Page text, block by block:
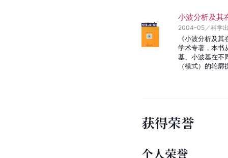
小波分析及其
2004-05／科学
《小波分析及
学术专著，本书
基、小波基在不
（模式）的轮
获得荣誉
个人荣誉